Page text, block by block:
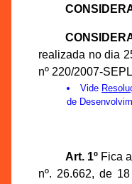
realizada no dia
nº 220/2007-
Vide
de
Art. 1ºFica
nº. 26.662, de